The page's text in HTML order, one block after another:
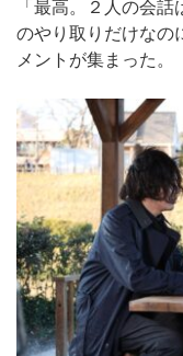
「最高。２人の会
のやり取りだけなの
メントが集まった。